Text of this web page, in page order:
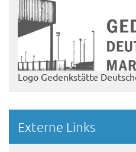
Logo Gedenkstätte
Externe Links